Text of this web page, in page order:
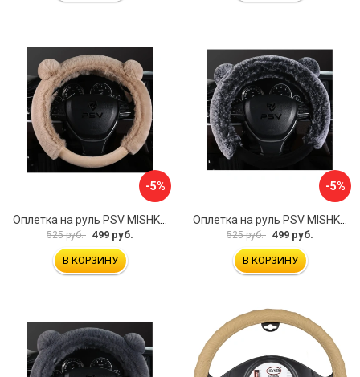
-5%
Оплетка на руль PSV MISHKA Premium 136099
525 руб. 499 руб.
В КОРЗИНУ
-5%
Оплетка на руль PSV MISHKA Premium 136095
525 руб. 499 руб.
В КОРЗИНУ